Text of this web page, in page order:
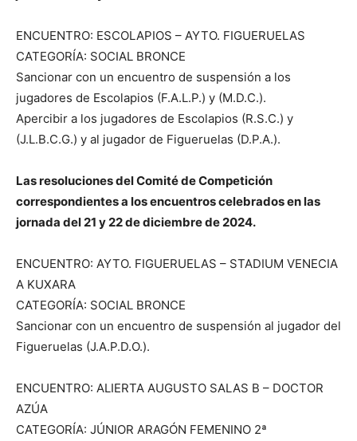
ENCUENTRO: ESCOLAPIOS – AYTO. FIGUERUELAS
CATEGORÍA: SOCIAL BRONCE
Sancionar con un encuentro de suspensión a los
jugadores de Escolapios (F.A.L.P.) y (M.D.C.).
Apercibir a los jugadores de Escolapios (R.S.C.) y
(J.L.B.C.G.) y al jugador de Figueruelas (D.P.A.).
Las resoluciones del Comité de Competición
correspondientes a los encuentros celebrados en las
jornada del 21 y 22 de diciembre de 2024.
ENCUENTRO: AYTO. FIGUERUELAS – STADIUM VENECIA
A KUXARA
CATEGORÍA: SOCIAL BRONCE
Sancionar con un encuentro de suspensión al jugador del
Figueruelas (J.A.P.D.O.).
ENCUENTRO: ALIERTA AUGUSTO SALAS B – DOCTOR
AZÚA
CATEGORÍA: JÚNIOR ARAGÓN FEMENINO 2ª